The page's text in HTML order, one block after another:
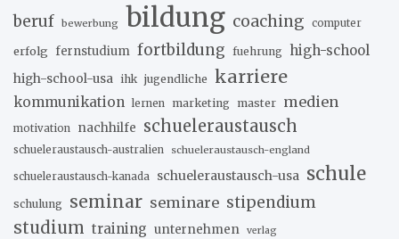
beruf bewerbung bildung coaching computer
erfolg fernstudium fortbildung fuehrung high-school
high-school-usa ihk jugendliche karriere
kommunikation lernen marketing master medien
motivation nachhilfe schueleraustausch
schueleraustausch-australien schueleraustausch-england
schueleraustausch-kanada schueleraustausch-usa schule
schulung seminar seminare stipendium
studium training unternehmen verlag